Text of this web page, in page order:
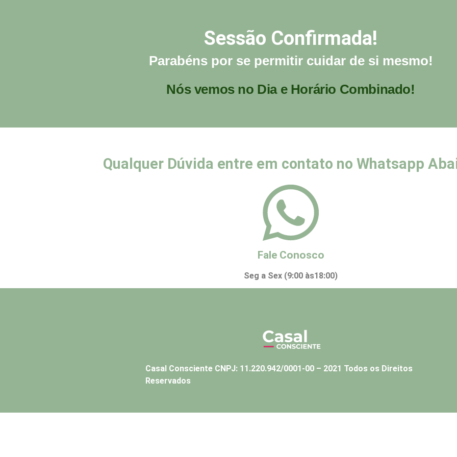
Sessão Confirmada!
Parabéns por se permitir cuidar de si mesmo!
Nós vemos no Dia e Horário Combinado!
Qualquer Dúvida entre em contato no Whatsapp
Fale Conosco
Seg a Sex (9:00 às18:00)
Casal Consciente CNPJ: 11.220.942/0001-00 – 2021 Todos os Direitos
Reservados